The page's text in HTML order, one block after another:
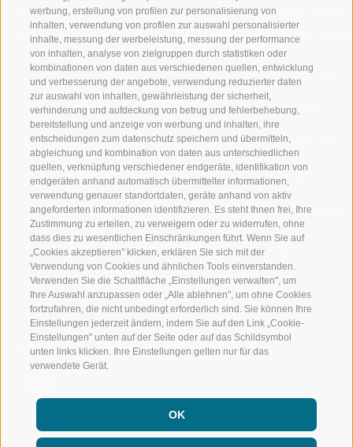
werbung, erstellung von profilen zur personalisierung von
inhalten, verwendung von profilen zur auswahl personalisierter
inhalte, messung der werbeleistung, messung der performance
von inhalten, analyse von zielgruppen durch statistiken oder
kombinationen von daten aus verschiedenen quellen, entwicklung
und verbesserung der angebote, verwendung reduzierter daten
zur auswahl von inhalten, gewährleistung der sicherheit,
verhinderung und aufdeckung von betrug und fehlerbehebung,
bereitstellung und anzeige von werbung und inhalten, ihre
entscheidungen zum datenschutz speichern und übermitteln,
abgleichung und kombination von daten aus unterschiedlichen
quellen, verknüpfung verschiedener endgeräte, identifikation von
endgeräten anhand automatisch übermittelter informationen,
verwendung genauer standortdaten, geräte anhand von aktiv
angeforderten informationen identifizieren. Es steht Ihnen frei, Ihre
Zustimmung zu erteilen, zu verweigern oder zu widerrufen, ohne
dass dies zu wesentlichen Einschränkungen führt. Wenn Sie auf
„Cookies akzeptieren" klicken, erklären Sie sich mit der
Verwendung von Cookies und ähnlichen Tools einverstanden.
Verwenden Sie die Schaltfläche „Einstellungen verwalten", um
Ihre Auswahl anzupassen oder „Alle ablehnen", um ohne Cookies
fortzufahren, die nicht unbedingt erforderlich sind. Sie können Ihre
Einstellungen jederzeit ändern, indem Sie auf den Link „Cookie-
Einstellungen" unten auf der Seite oder auf das Schildsymbol
unten links klicken. Ihre Einstellungen gelten nur für das
verwendete Gerät.
OK
WILLKOMMEN IN DER
FERIENREGION RATSCHINGS
JAUFENTAL
RATSCHINGS
RIDNAUNTAL
BERGBAHNEN
SKISCHULE RATSCHINGS
LUISL'S SKISCHULE IN RATSCHINGS
SPORT UND
MENGE
SKIFAHREN
WANDERN
HOCHALPINE
BIKEN
LANGLAUFEN
FOLGE UNS AUF SOCIAL MEDIA